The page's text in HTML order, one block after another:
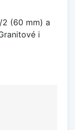
2 (60 mm) a
i